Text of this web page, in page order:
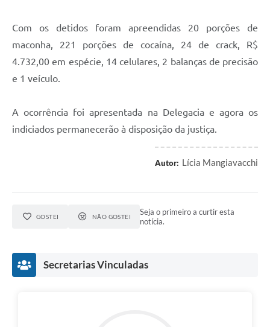
Com os detidos foram apreendidas 20 porções de
maconha, 221 porções de cocaína, 24 de crack, R$
4.732,00 em espécie, 14 celulares, 2 balanças de precisão
e 1 veículo.
A ocorrência foi apresentada na Delegacia e agora os
indiciados permanecerão à disposição da justiça.
Autor: Lícia Mangiavacchi
GOSTEI NÃO GOSTEI
Seja o primeiro a curtir esta
notícia.
Secretarias Vinculadas